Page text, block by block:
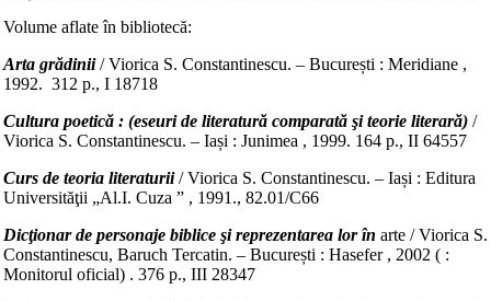
Volume aflate în bibliotecă:
Arta grădinii/ Viorica S. Constantinescu. – București : Meridiane ,
1992. 312 p., I 18718
Cultura poetică : (eseuri de literatură comparată şi teorie literară) /
Viorica S. Constantinescu. – Iași : Junimea , 1999. 164 p., II 64557
Curs de teoria literaturii/ Viorica S. Constantinescu. – Iași : Editura
Universităţii „Al.I. Cuza ” , 1991., 82.01/C66
Dicţionar de personaje biblice şi reprezentarea lor în arte / Viorica S.
Constantinescu, Baruch Tercatin. – București : Hasefer , 2002 ( :
Monitorul oficial) . 376 p., III 28347